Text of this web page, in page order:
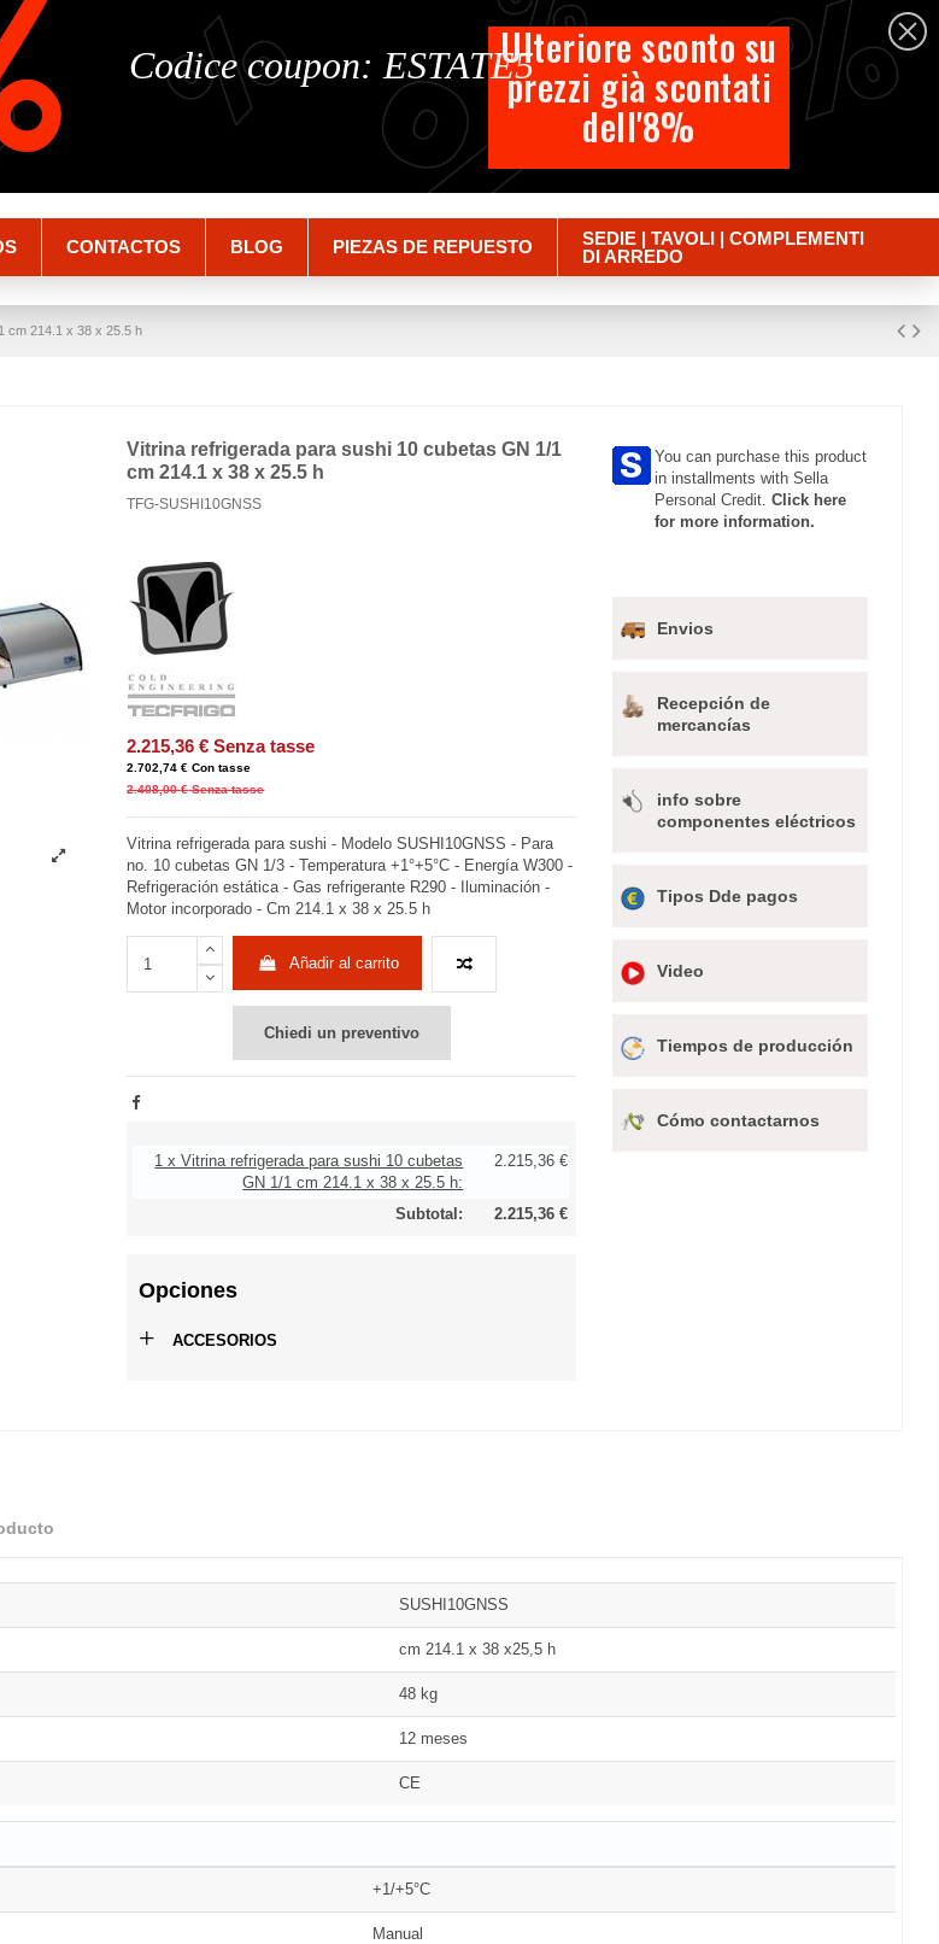
Español
Carrito
CONTACTOS BLOG PIEZAS DE REPUESTO
SEDIE | TAVOLI | COMPLEMENTI
DI ARREDO
cm 214.1 x 38 x 25.5 h
Vitrina refrigerada para sushi 10 cubetas GN 1/1
cm 214.1 x 38 x 25.5 h
TFG-SUSHI10GNSS
2.215,36 € Senza tasse
2.702,74 € Con tasse
2.408,00 € Senza tasse
Vitrina refrigerada para sushi - Modelo SUSHI10GNSS - Para
no. 10 cubetas GN 1/3 - Temperatura +1°+5°C - Energía W300 -
Refrigeración estática - Gas refrigerante R290 - Iluminación -
Motor incorporado - Cm 214.1 x 38 x 25.5 h
Añadir al carrito
Chiedi un preventivo
1 x Vitrina refrigerada para sushi 10 cubetas
GN 1/1 cm 214.1 x 38 x 25.5 h:
2.215,36 €
Subtotal: 2.215,36 €
Opciones
+ ACCESORIOS
You can purchase this product
in installments with Sella
Personal Credit.Click here
for more information.
Envios
Recepción de
mercancías
info sobre
componentes eléctricos
Tipos Dde pagos
Video
Tiempos de producción
Cómo contactarnos
SUSHI10GNSS
cm 214.1 x 38 x25,5 h
48 kg
12 meses
CE
+1/+5°C
Manual
% %
% Ulteriore sconto su
prezzi già scontati
dell'8%
Codice coupon: ESTATE5